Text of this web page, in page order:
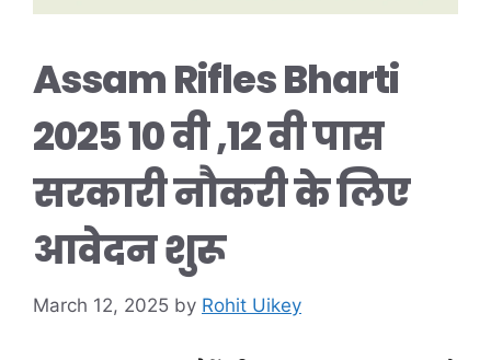
Assam Rifles Bharti
2025 10 वी ,12 वी पास
सरकारी नौकरी के लिए
आवेदन शुरू
March 12, 2025 by Rohit Uikey